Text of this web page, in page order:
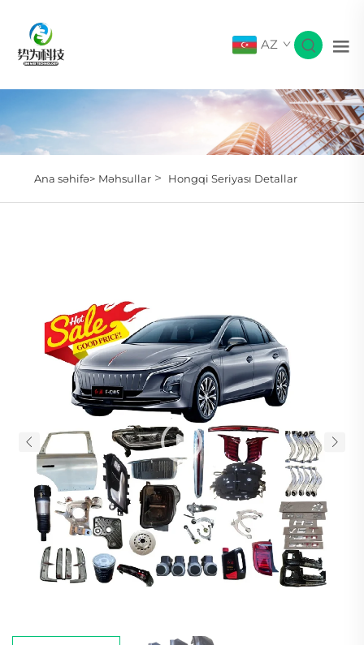
AZ
Ana səhifə> Məhsullar> Hongqi Seriyası Detallar